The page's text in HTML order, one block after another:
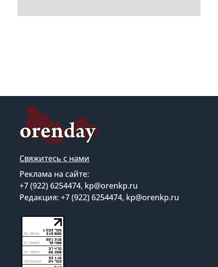
Свяжитесь с нами
Реклама на сайте:
+7 (922) 6254474, kp@orenkp.ru
Редакция: +7 (922) 6254474, kp@orenkp.ru